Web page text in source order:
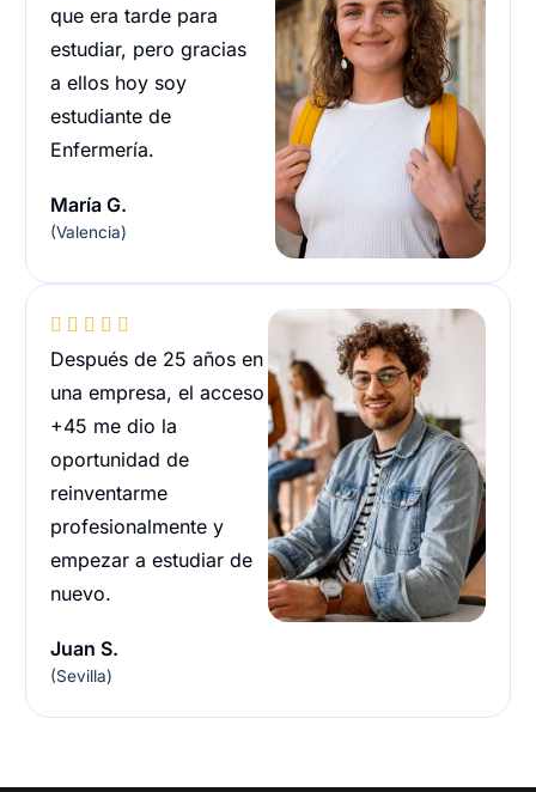
que era tarde para
estudiar, pero gracias
a ellos hoy soy
estudiante de
Enfermería.
María G.
(Valencia)
    
Después de 25 años en
una empresa, el acceso
+45 me dio la
oportunidad de
reinventarme
profesionalmente y
empezar a estudiar de
nuevo.
Juan S.
(Sevilla)